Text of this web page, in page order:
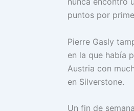
puntos por
Pierre Gasly
en la que había
Austria con
en Silverstone.
Un fin de